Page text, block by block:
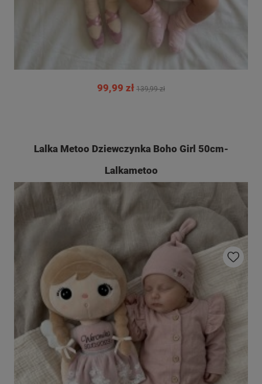
99,99 zł 139,99 zł
Lalka Metoo Dziewczynka Boho Girl 50cm-
Lalkametoo
Do